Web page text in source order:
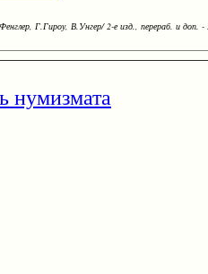
Г.Гироу, В.Унгер/ 2-е изд., перераб. и доп.
нумизмата